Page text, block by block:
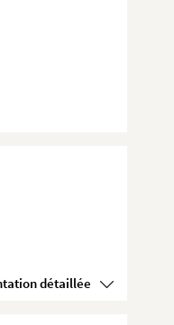
Voir la présentation détaillée